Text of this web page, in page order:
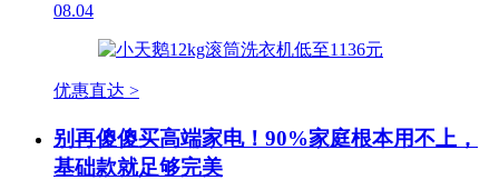
08.04
优惠直达 >
别再傻傻买高端家电！90%家庭根本用不上，
基础款就足够完美